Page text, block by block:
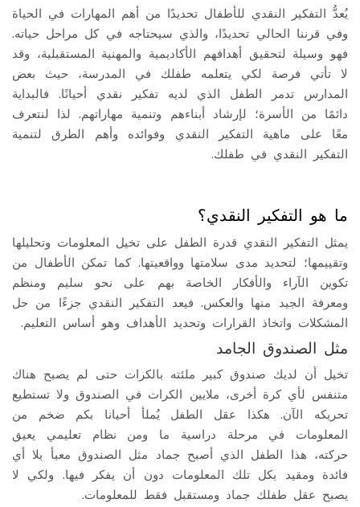
يُعدُّ التفكير النقدي للأطفال تحديدًا من أهم المهارات في الحياة
وفي قرننا الحالي تحديدًا، والذي سيحتاجه في كل مراحل حياته.
فهو وسيلة لتحقيق أهدافهم الأكاديمية والمهنية المستقبلية، وقد
لا تأتي فرصة لكي يتعلمه طفلك في المدرسة، حيث بعض
المدارس تدمر الطفل الذي لديه تفكير نقدي أحيانًا. فالبداية
دائمًا من الأسرة؛ لإرشاد أبناءهم وتنمية مهاراتهم. لذا لنتعرف
معًا على ماهية التفكير النقدي وفوائده وأهم الطرق لتنمية
التفكير النقدي في طفلك.
ما هو التفكير النقدي؟
يمثل التفكير النقدي قدرة الطفل على تخيل المعلومات وتحليلها
وتقييمها؛ لتحديد مدى سلامتها وواقعيتها. كما تمكن الأطفال من
تكوين الآراء والأفكار الخاصة بهم على نحو سليم ومنظم
ومعرفة الجيد منها والعكس. فيعد التفكير النقدي جزءًا من حل
المشكلات واتخاذ القرارات وتحديد الأهداف وهو أساس التعليم.
مثل الصندوق الجامد
تخيل أن لديك صندوق كبير ملئته بالكرات حتى لم يصبح هناك
متنفس لأي كرة أخرى، ملايين الكرات في الصندوق ولا تستطيع
تحريكه الآن. هكذا عقل الطفل يُملأ أحيانا بكم ضخم من
المعلومات في مرحلة دراسية ما ومن نظام تعليمي يعيق
حركته، هذا الطفل الذي أصبح جماد مثل الصندوق معبأ بلا أي
فائدة ومقيد بكل تلك المعلومات دون أن يفكر فيها. ولكي لا
يصبح عقل طفلك جماد ومستقبل فقط للمعلومات.